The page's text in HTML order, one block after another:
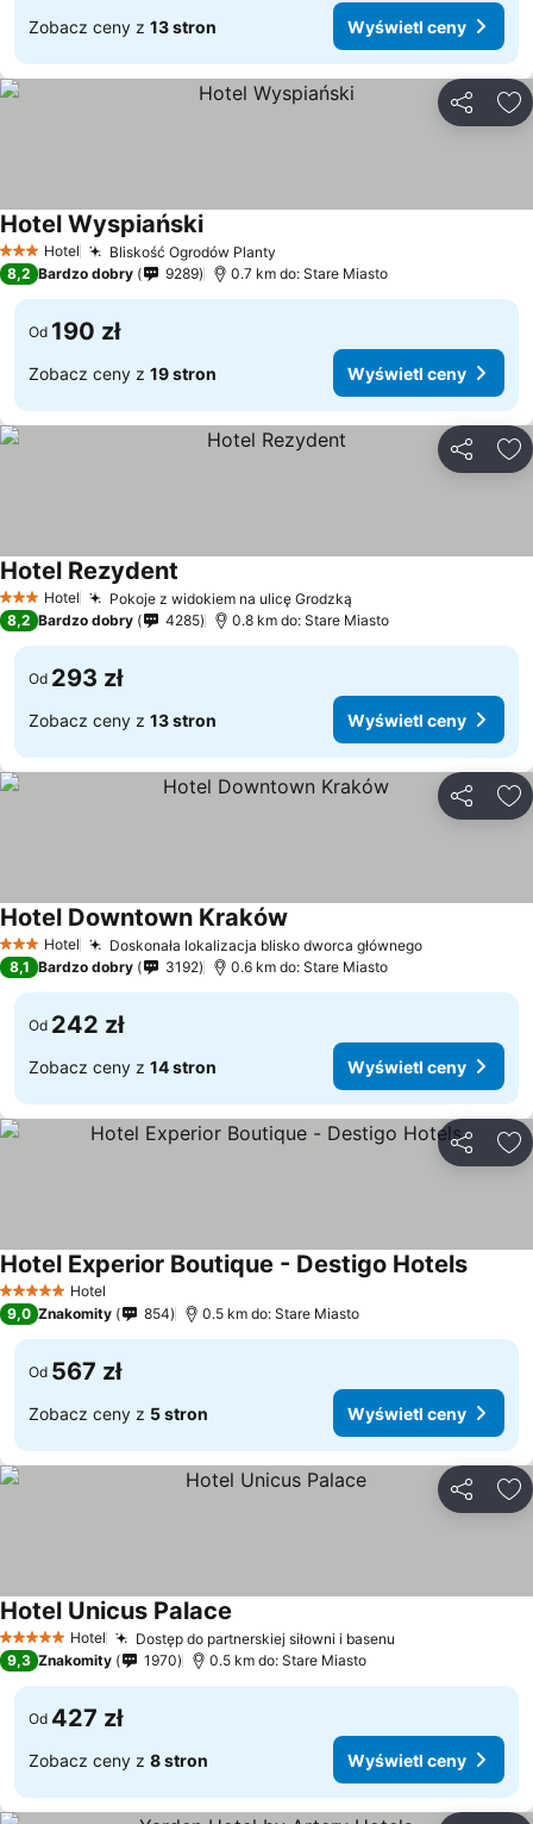
Zobacz ceny z 13 stron Wyświetl ceny
3 Kategoria
Hotel Bliskość Ogrodów Planty
Hotel Wyspiański
8,2 Bardzo dobry 9289 0.7 km do: Stare Miasto
Od 190 zł
Zobacz ceny z 19 stron Wyświetl ceny
3 Kategoria
Hotel Pokoje z widokiem na ulicę Grodzką
Hotel Rezydent
8,2 Bardzo dobry 4285 0.8 km do: Stare Miasto
Od 293 zł
Zobacz ceny z 13 stron Wyświetl ceny
3 Kategoria
Hotel Doskonała lokalizacja blisko dworca głównego
Hotel Downtown Kraków
8,1 Bardzo dobry 3192 0.6 km do: Stare Miasto
Od 242 zł
Zobacz ceny z 14 stron Wyświetl ceny
5 KategoriaHotel
Hotel Experior Boutique - Destigo Hotels
9,0 Znakomity 854 0.5 km do: Stare Miasto
Od 567 zł
Zobacz ceny z 5 stron Wyświetl ceny
5 KategoriaHotel Dostęp do partnerskiej siłowni i basenu
Hotel Unicus Palace
9,3 Znakomity 1970 0.5 km do: Stare Miasto
Od 427 zł
Zobacz ceny z 8 stron Wyświetl ceny